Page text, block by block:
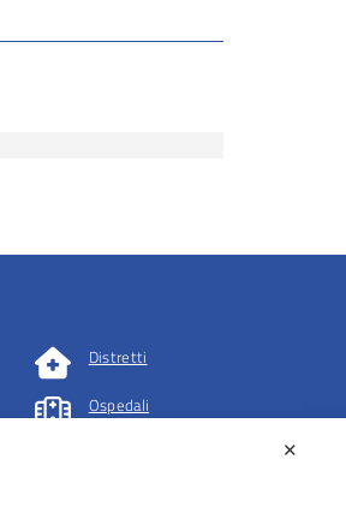
Distretti
Ospedali
✕